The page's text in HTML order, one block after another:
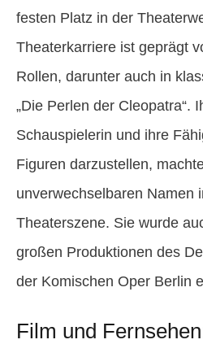
festen Platz in der
Theaterkarriere ist geprägt
Rollen, darunter auch in
„Die Perlen der Cleopatra“.
Schauspielerin und ihre
Figuren darzustellen,
unverwechselbaren Namen
Theaterszene. Sie wurde
großen Produktionen des
der Komischen Oper Berlin
Film und